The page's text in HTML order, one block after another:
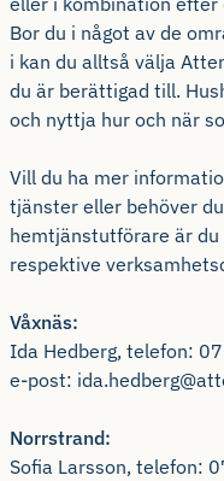
Bor du i något av de
i kan du alltså välja
du är berättigad till.
och nyttja hur och när
Vill du ha mer
tjänster eller behöver
hemtjänstutförare är
respektive
Våxnäs:
Ida Hedberg, telefon:
e-post:
Norrstrand:
Sofia Larsson, telefon: